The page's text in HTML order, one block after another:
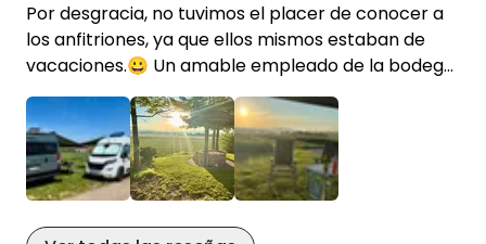
Por desgracia, no tuvimos el placer de conocer a
los anfitriones, ya que ellos mismos estaban de
vacaciones.😀 Un amable empleado de la bodega
nos lo explicó todo con amabilidad y, gracias a ello,
disfrutamos de una estancia estupenda. El baño
está muy limpio. Hay una nevera para vinos a
disposición de los huéspedes, así que uno está bien
provisto 😉. Es recomendable disponer de coche
para salir a comer, ya que está un poco lejos.